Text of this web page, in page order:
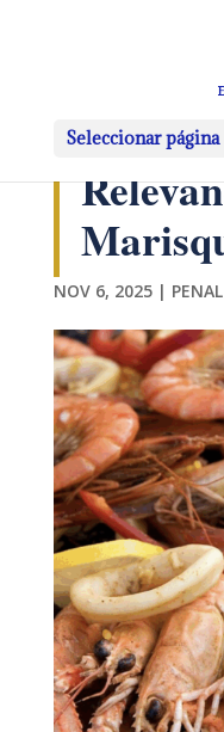
Seleccionar página
NOV 6, 2025| PENAL